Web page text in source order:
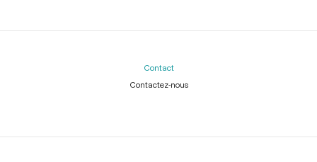
Contact
Contactez-nous
Légal